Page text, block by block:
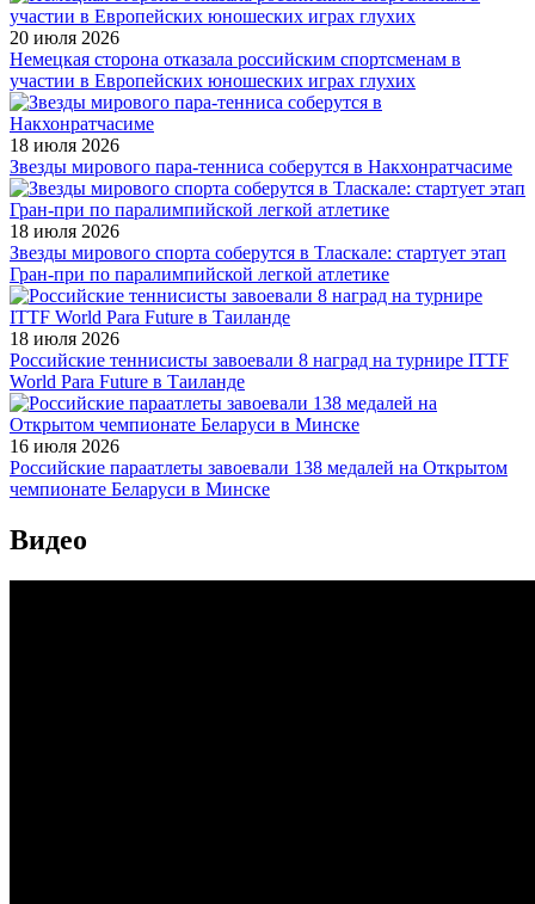
20 июля 2026
Немецкая сторона отказала российским спортсменам в
участии в Европейских юношеских играх глухих
18 июля 2026
Звезды мирового пара-тенниса соберутся в Накхонратчасиме
18 июля 2026
Звезды мирового спорта соберутся в Тласкале: стартует этап
Гран-при по паралимпийской легкой атлетике
18 июля 2026
Российские теннисисты завоевали 8 наград на турнире ITTF
World Para Future в Таиланде
16 июля 2026
Российские параатлеты завоевали 138 медалей на Открытом
чемпионате Беларуси в Минске
Видео